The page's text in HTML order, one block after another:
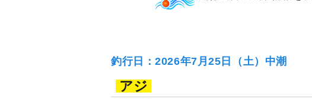
釣行日：2026年7月25日（土）中潮
アジ